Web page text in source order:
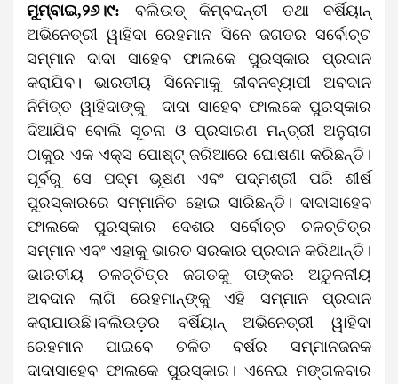
ମୁମ୍ବାଇ,୨୬।୯: ବଲିଉଡ୍ କିମ୍ବଦନ୍ତୀ ତଥା ବର୍ଷିୟାନ୍
ଅଭିନେତ୍ରୀ ୱାହିଦା ରେହମାନ ସିନେ ଜଗତର ସର୍ବୋଚ୍ଚ
ସମ୍ମାନ ଦାଦା ସାହେବ ଫାଲକେ ପୁରସ୍କାର ପ୍ରଦାନ
କରାଯିବ। ଭାରତୀୟ ସିନେମାକୁ ଜୀବନବ୍ୟାପୀ ଅବଦାନ
ନିମିତ୍ତ ୱାହିଦାଙ୍କୁ ଦାଦା ସାହେବ ଫାଲକେ ପୁରସ୍କାର
ଦିଆଯିବ ବୋଲି ସୂଚନା ଓ ପ୍ରସାରଣ ମନ୍ତ୍ରୀ ଅନୁରାଗ
ଠାକୁର ଏକ ଏକ୍ସ ପୋଷ୍ଟ୍‌ ଜରିଆରେ ଘୋଷଣା କରିଛନ୍ତି।
ପୂର୍ବରୁ ସେ ପଦ୍ମ ଭୂଷଣ ଏବଂ ପଦ୍ମଶ୍ରୀ ପରି ଶୀର୍ଷ
ପୁରସ୍କାରରେ ସମ୍ମାନିତ ହୋଇ ସାରିଛନ୍ତି। ଦାଦାସାହେବ
ଫାଲକେ ପୁରସ୍କାର ଦେଶର ସର୍ବୋଚ୍ଚ ଚଳଚ୍ଚିତ୍ର
ସମ୍ମାନ ଏବଂ ଏହାକୁ ଭାରତ ସରକାର ପ୍ରଦାନ କରିଥାନ୍ତି।
ଭାରତୀୟ ଚଳଚ୍ଚିତ୍ର ଜଗତକୁ ତାଙ୍କର ଅତୁଳନୀୟ
ଅବଦାନ ଲାଗି ରେହମାନ୍‌ଙ୍କୁ ଏହି ସମ୍ମାନ ପ୍ରଦାନ
କରାଯାଉଛି।ବଲିଉଡ଼ର ବର୍ଷିୟାନ୍ ଅଭିନେତ୍ରୀ ୱାହିଦା
ରେହମାନ ପାଇବେ ଚଳିତ ବର୍ଷର ସମ୍ମାନଜନକ
ଦାଦାସାହେବ ଫାଲକେ ପୁରସ୍କାର। ଏନେଇ ମଙ୍ଗଳବାର